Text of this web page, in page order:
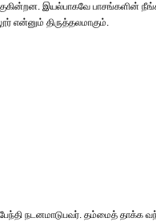
இயல்பாகவே பாசங்களின்
என்னும் திருத்தலமாகும்.
நடனமாடுபவர். தம்மைத் தாக்க